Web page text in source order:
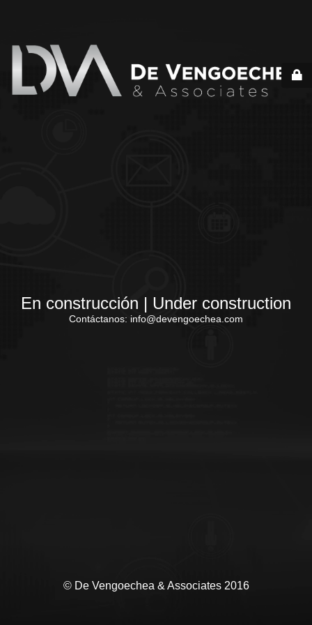
En construcción | Under construction
Contáctanos: info@devengoechea.com
© De Vengoechea & Associates 2016